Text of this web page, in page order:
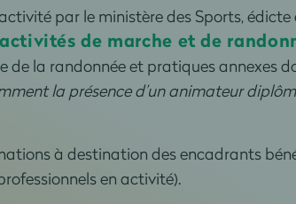
par le ministère des Sports,
de marche et de
la randonnée et pratiques annexes
la présence d’un animateur
à destination des encadrants
en activité).